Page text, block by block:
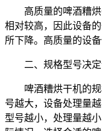
高质量的啤酒糟烘
相对较高，因此设备
所下降。高质量的设
二、规格型号决定
啤酒糟烘干机的规
号越大，设备处理量
型号越小，处理量越